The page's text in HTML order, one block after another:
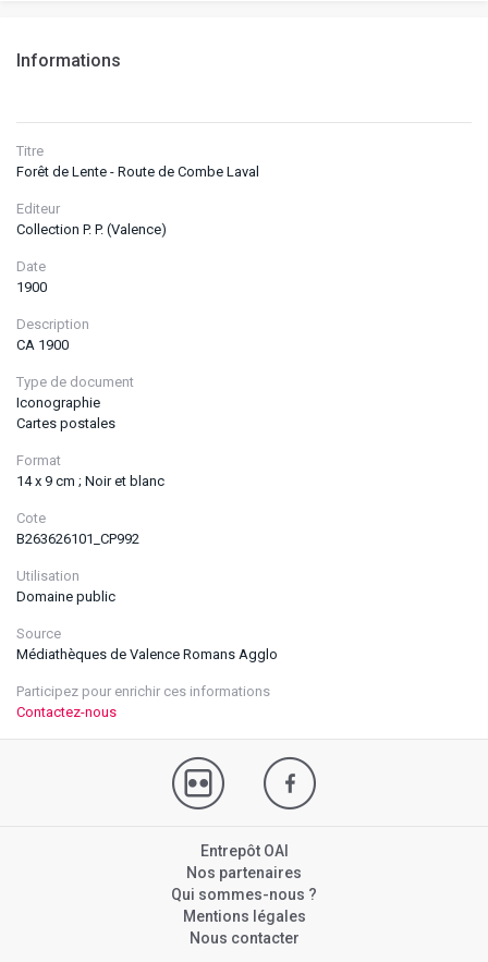
Informations
Titre
Forêt de Lente - Route de Combe Laval
Editeur
Collection P. P. (Valence)
Date
1900
Description
CA 1900
Type de document
Iconographie
Cartes postales
Format
14 x 9 cm ; Noir et blanc
Cote
B263626101_CP992
Utilisation
Domaine public
Source
Médiathèques de Valence Romans Agglo
Participez pour enrichir ces informations
Contactez-nous
Entrepôt OAI
Nos partenaires
Qui sommes-nous ?
Mentions légales
Nous contacter